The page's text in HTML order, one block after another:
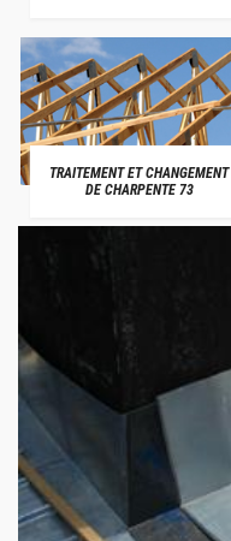
TRAITEMENT ET CHANGEMENT
DE CHARPENTE 73